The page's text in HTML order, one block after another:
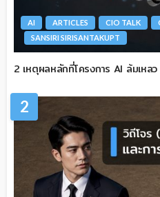
AI ARTICLES CIO TALK
SANSIRI SIRISANTAKUPT
2 เหตุผลหลักที่โครงการ AI ล้มเหลว
2